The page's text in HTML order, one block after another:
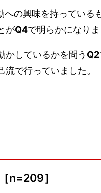
への興味を持ってい
がQ4で明らかになりま
かしているかを問う Q2
流で行っていました。
n=209］